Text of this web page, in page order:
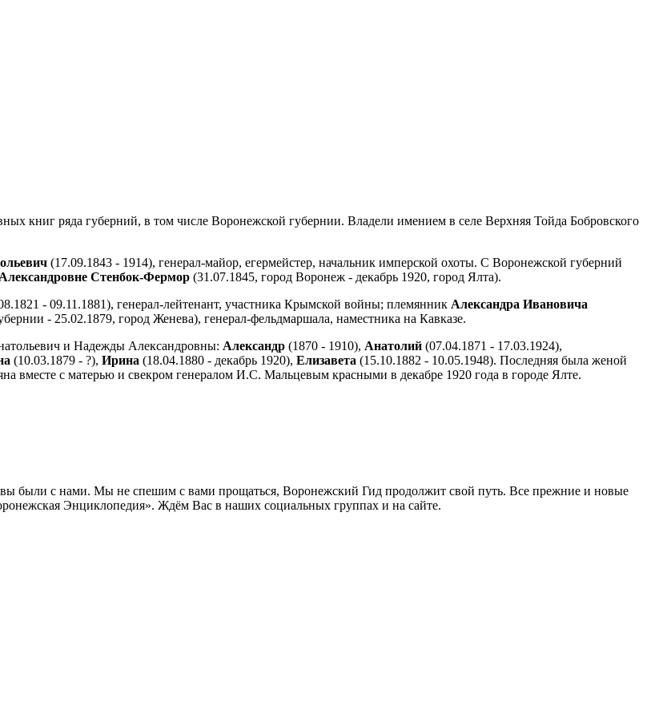
книг ряда губерний, в том числе Воронежской губернии. Владели имением в селе Верхняя Тойда Бобровского
(17.09.1843 - 1914), генерал-майор, егермейстер, начальник имперской охоты. С Воронежской губерний
Стенбок-Фермор (31.07.1845, город Воронеж - декабрь 1920, город Ялта).
- 09.11.1881), генерал-лейтенант, участника Крымской войны; племянник Александра Ивановича
- 25.02.1879, город Женева), генерал-фельдмаршала, наместника на Кавказе.
и Надежды Александровны: Александр (1870 - 1910), Анатолий (07.04.1871 - 17.03.1924),
(10.03.1879 - ?), Ирина (18.04.1880 - декабрь 1920), Елизавета (15.10.1882 - 10.05.1948). Последняя была женой
вместе с матерью и свекром генералом И.С. Мальцевым красными в декабре 1920 года в городе Ялте.
были с нами. Мы не спешим с вами прощаться, Воронежский Гид продолжит свой путь. Все прежние и новые
Энциклопедия». Ждём Вас в наших социальных группах и на сайте.